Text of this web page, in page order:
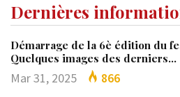
Dernières
Démarrage de la 6è édition du
Quelques images des derniers…
Mar 31, 2025 866